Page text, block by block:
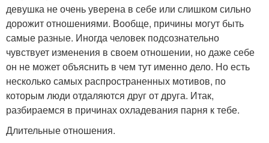
девушка не очень уверена в себе или слишком сильно
дорожит отношениями. Вообще, причины могут быть
самые разные. Иногда человек подсознательно
чувствует изменения в своем отношении, но даже себе
он не может объяснить в чем тут именно дело. Но есть
несколько самых распространенных мотивов, по
которым люди отдаляются друг от друга. Итак,
разбираемся в причинах охладевания парня к тебе.
Длительные отношения.